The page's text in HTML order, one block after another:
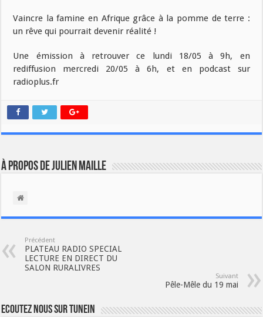
Vaincre la famine en Afrique grâce à la pomme de terre :
un rêve qui pourrait devenir réalité !
Une émission à retrouver ce lundi 18/05 à 9h, en
rediffusion mercredi 20/05 à 6h, et en podcast sur
radioplus.fr
À propos de Julien Maille
Précédent
PLATEAU RADIO SPECIAL
LECTURE EN DIRECT DU
SALON RURALIVRES
Suivant
Pêle-Mêle du 19 mai
Ecoutez nous sur TuneIn